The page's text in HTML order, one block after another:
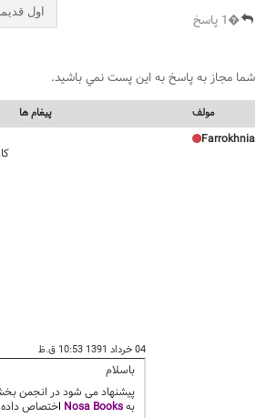
�1 پاسخ
شما مجاز به پاسخ به اين پست نمي باشيد.
مولف پيغام ها
Farrokhnia
04 خرداد 1391 10:53 ق.ظ
باسلام
پيشنهاد مي شود در انجمن
بهNosa Books اختصاص